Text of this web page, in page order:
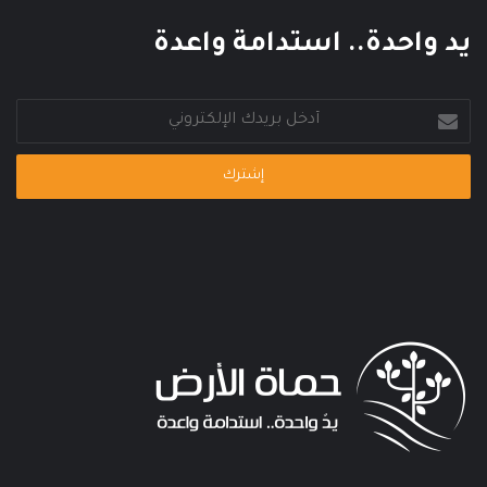
يد واحدة.. استدامة واعدة
بريدك
الإلكتروني